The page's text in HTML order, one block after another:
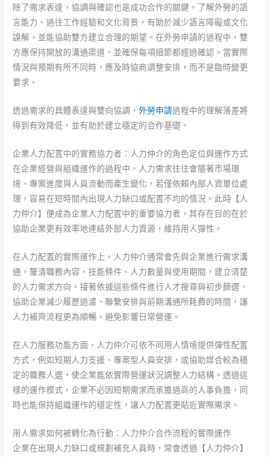
除了需求表達，協調與確認也是成功合作的關鍵。了解外勞的語
言能力、過往工作經驗和文化背景，有助於減少語言障礙或文化
誤解，並能協助雙方建立合理的期望。在外勞申請的過程中，雙
方應保持開放的溝通渠道，並確保每項細節都經過確認。當實際
情況與預期有所不同時，應及時協商調整安排，而不是臨時變更
要求。
透過需求的具體表達與雙向協調，外勞申請過程中的理解落差將
得到有效降低，並有助於建立穩定的合作基礎。
企業人力配置中的實務協力者：人力仲介的角色定位與運作方式
在企業經營與組織運作的過程中，人力需求往往會隨著市場環
境、專案進度與人員流動而產生變化，若僅依賴內部人資單位處
理，容易在短時間內出現人力缺口或配置不均的情況。此時【人
力仲介】便成為企業人力配置中的重要協力者，其存在目的在於
協助企業更有效率地連結外部人力資源，維持用人彈性。
在人力配置的實際運作上，人力仲介通常會先與企業進行需求溝
通，釐清職務內容、技能條件、人力數量與使用期間，建立清楚
的人力需求方向。接著依據這些條件進行人才搜尋與初步篩選，
協助企業減少履歷過濾、聯繫安排與前期溝通所耗費的時間，讓
人力補齊流程更為順暢，避免影響日常營運。
在人力服務功能方面，人力仲介可依不同用人情境提供彈性配置
方式，例如短期人力支援、專案型人員安排，或協助媒合較為穩
定的職務人選，使企業能依實際營運狀況調整人力結構。透過這
樣的運作模式，企業不必因短期需求而承擔過高的人事負擔，同
時也能保持組織運作的穩定性，讓人力配置更貼近實際需求。
用人需求如何被轉化為行動：人力仲介合作流程的實際運作
企業在出現人力缺口或規劃補充人員時，常會透過【人力仲介】